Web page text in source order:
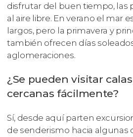
disfrutar del buen tiempo, las
al aire libre. En verano el mar
largos, pero la primavera y
también ofrecen días
aglomeraciones.
¿Se pueden visitar
cercanas fácilmente?
Sí, desde aquí parten
de senderismo hacia algunas